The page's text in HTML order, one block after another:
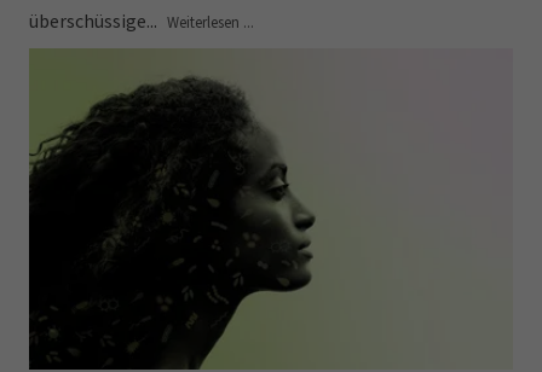
überschüssige... Weiterlesen ...